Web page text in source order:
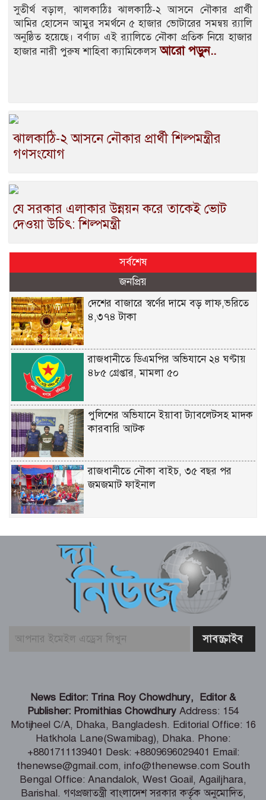
সুতীর্থ বড়াল, ঝালকাঠিঃ ঝালকাঠি-২ আসনে নৌকার প্রার্থী
আমির হোসেন আমুর সমর্থনে ৫ হাজার ভোটারের সমন্বয় র‌্যালি
অনুষ্ঠিত হয়েছে। বর্ণাঢ্য এই র‌্যালিতে নৌকা প্রতিক নিয়ে হাজার
হাজার নারী পুরুষ শাহিবা ক্যামিকেলসআরো পড়ুন..
ঝালকাঠি-২ আসনে নৌকার প্রার্থী শিল্পমন্ত্রীর
গণসংযোগ
যে সরকার এলাকার উন্নয়ন করে তাকেই ভোট
দেওয়া উচিৎ: শিল্পমন্ত্রী
সর্বশেষ
জনপ্রিয়
দেশের বাজারে স্বর্ণের দামে বড় লাফ,ভরিতে
৪,৩৭৪ টাকা
রাজধানীতে ডিএমপির অভিযানে ২৪ ঘণ্টায়
৪৮৫ গ্রেপ্তার, মামলা ৫০
পুলিশের অভিযানে ইয়াবা ট্যাবলেটসহ মাদক
কারবারি আটক
রাজধানীতে নৌকা বাইচ, ৩৫ বছর পর
জমজমাট ফাইনাল
মশা দমনে ওলবাকিয়া পদ্ধতি, যুক্তরাষ্ট্রে নতুন
পদ্ধতির প্রয়োগ
আগস্টে বঙ্গোপসাগরে নিম্নচাপ, হতে পারে
পদ্মশ্রীপ্রাপ্ত যোগগুরু স্বামী শিবানন্দের
আবির্ভাব দিবস আজ
আজ শনিবার (৮ আগস্ট) সকালেই রাশিফল
ও গ্রহদোষ প্রতিকারের উপায়
News Editor: Trina Roy Chowdhury, Editor &
Publisher: Promithias Chowdhury Address: 154
Motijheel C/A, Dhaka, Bangladesh. Editorial Office: 16
Hatkhola Lane(Swamibag), Dhaka. Phone:
+8801711139401 Desk: +8809696029401 Email:
thenewse@gmail.com, info@thenewse.com South
Bengal Office: Anandalok, West Goail, Agailjhara,
Barishal. গণপ্রজাতন্ত্রী বাংলাদেশ সরকার কর্তৃক অনুমোদিত,